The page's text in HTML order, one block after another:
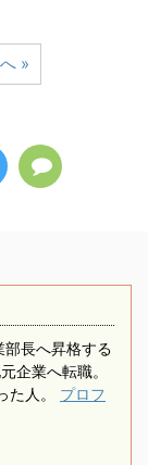
さじ2杯
はこちら） 合
320g（お好
しめじ、えの
ても良い） ...
す。 観光した
でも定番のと
ですが、 子供
され良い旅行
た 実際に旅
ので参考にな
ます。 箱根
行へ行こうと
どういうルー
»
長へ昇格する
企業へ転職。
た人。 プロフ